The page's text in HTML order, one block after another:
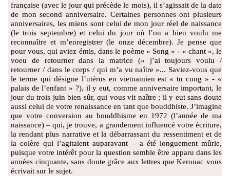
française (avec le jour qui précède le mois), il s’agissait de la date
de mon second anniversaire. Certaines personnes ont plusieurs
anniversaires, les miens sont celui de mon jour réel de naissance
(le trois septembre) et celui du jour où l’on a bien voulu me
reconnaître et m’enregistrer (le onze décembre). Je pense que
pour vous, qui aviez émis, dans le poème « Song » - « chant », le
voeu de retourner dans la matrice (« j’ai toujours voulu /
retourner / dans le corps / qui m’a vu naître »... Saviez-vous que
le terme qui désigne l’utérus en vietnamien est « tu cung » - «
palais de l’enfant » ?), il y eut, comme anniversaire important, le
jour du trois juin bien sûr, qui vous vit naître ; il y eut sans doute
aussi celui de votre renaissance en tant que bouddhiste. J’imagine
que votre conversion au bouddhisme en 1972 (l’année de ma
naissance) – qui, je trouve, a grandement influencé votre écriture,
la rendant plus narrative et la débarrassant du ressentiment et de
la colère qui l’agitaient auparavant – a été longuement mûrie,
puisque votre intérêt pour la question semble être apparu dans les
années cinquante, sans doute grâce aux lettres que Kerouac vous
écrivait sur le sujet.